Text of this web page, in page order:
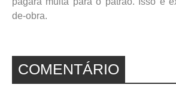
de-obra.
COMENTÁRIO